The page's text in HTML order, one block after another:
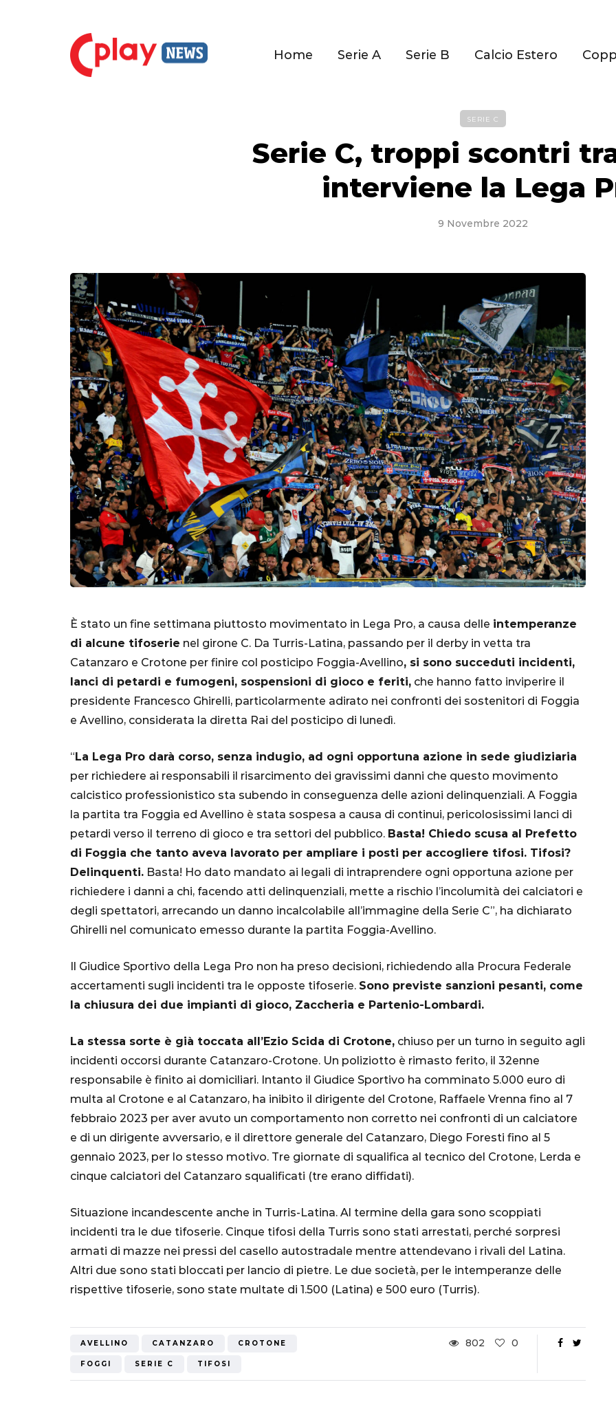
Home Serie A Serie B Calcio Estero
SERIE C
Serie C, troppi scontri
interviene la Lega
9 Novembre 2022
È stato un fine settimana piuttosto movimentato in Lega Pro, a causa delle intemperanze
di alcune tifoserie nel girone C. Da Turris-Latina, passando per il derby in vetta tra
Catanzaro e Crotone per finire col posticipo Foggia-Avellino, si sono succeduti incidenti,
lanci di petardi e fumogeni, sospensioni di gioco e feriti, che hanno fatto inviperire il
presidente Francesco Ghirelli, particolarmente adirato nei confronti dei sostenitori di Foggia
e Avellino, considerata la diretta Rai del posticipo di lunedì.
“La Lega Pro darà corso, senza indugio, ad ogni opportuna azione in sede giudiziaria
per richiedere ai responsabili il risarcimento dei gravissimi danni che questo movimento
calcistico professionistico sta subendo in conseguenza delle azioni delinquenziali. A Foggia
la partita tra Foggia ed Avellino è stata sospesa a causa di continui, pericolosissimi lanci di
petardi verso il terreno di gioco e tra settori del pubblico. Basta! Chiedo scusa al Prefetto
di Foggia che tanto aveva lavorato per ampliare i posti per accogliere tifosi. Tifosi?
Delinquenti. Basta! Ho dato mandato ai legali di intraprendere ogni opportuna azione per
richiedere i danni a chi, facendo atti delinquenziali, mette a rischio l’incolumità dei calciatori e
degli spettatori, arrecando un danno incalcolabile all’immagine della Serie C”, ha dichiarato
Ghirelli nel comunicato emesso durante la partita Foggia-Avellino.
Il Giudice Sportivo della Lega Pro non ha preso decisioni, richiedendo alla Procura Federale
accertamenti sugli incidenti tra le opposte tifoserie. Sono previste sanzioni pesanti, come
la chiusura dei due impianti di gioco, Zaccheria e Partenio-Lombardi.
La stessa sorte è già toccata all’Ezio Scida di Crotone, chiuso per un turno in seguito agli
incidenti occorsi durante Catanzaro-Crotone. Un poliziotto è rimasto ferito, il 32enne
responsabile è finito ai domiciliari. Intanto il Giudice Sportivo ha comminato 5.000 euro di
multa al Crotone e al Catanzaro, ha inibito il dirigente del Crotone, Raffaele Vrenna fino al 7
febbraio 2023 per aver avuto un comportamento non corretto nei confronti di un calciatore
e di un dirigente avversario, e il direttore generale del Catanzaro, Diego Foresti fino al 5
gennaio 2023, per lo stesso motivo. Tre giornate di squalifica al tecnico del Crotone, Lerda e
cinque calciatori del Catanzaro squalificati (tre erano diffidati).
Situazione incandescente anche in Turris-Latina. Al termine della gara sono scoppiati
incidenti tra le due tifoserie. Cinque tifosi della Turris sono stati arrestati, perché sorpresi
armati di mazze nei pressi del casello autostradale mentre attendevano i rivali del Latina.
Altri due sono stati bloccati per lancio di pietre. Le due società, per le intemperanze delle
rispettive tifoserie, sono state multate di 1.500 (Latina) e 500 euro (Turris).
AVELLINO CATANZARO CROTONE
FOGGI SERIE C TIFOSI
802 0
Lautaro Martinez,
parla l'agente:
"Bayern? Pensa
all'Inter e al
5 Ottobre 2022
Qatar 2022, Brasile
già qualificato agli
1 Dicembre 2022